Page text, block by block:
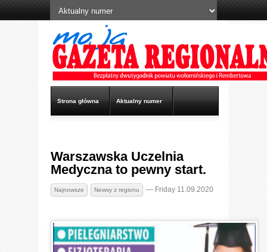
Strona główna Aktualny numer
Reklama Kontakt
Warszawska Uczelnia
Medyczna to pewny start.
Najnowsze Newsy z regionu — Friday 11.09.2020